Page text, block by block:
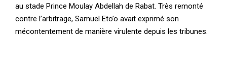
au stade Prince Moulay Abdellah de Rabat. Très remonté
contre l’arbitrage, Samuel Eto’o avait exprimé son
mécontentement de manière virulente depuis les tribunes.